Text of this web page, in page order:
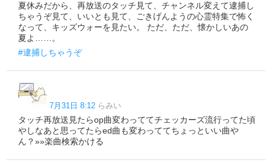
夏休みだから、再放送のタッチ見て、チャンネル変えて逮捕し
ちゃうぞ見て、いいとも見て、ごきげんようの心霊特集で怖く
なって、キッズウォーを見たい。 ただ、ただ、懐かしいあの
夏よ……。
#逮捕しちゃうぞ
7月31日 8:12 らみい
タッチ再放送見たらop曲変わっててチェッカーズ流行ってた頃
やしなあと思ってたらed曲も変わっててちょっといい曲や
ん？»»楽曲検索かける